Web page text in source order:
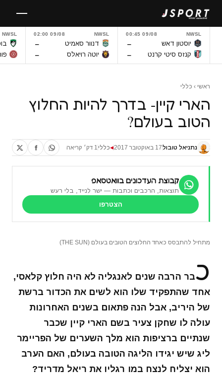
לתוכן
NWSL
09/08 00:45
יוסטון דאש –
קנזס סיטי קרנט –
NWSL
09/08 02:00
דנוור סאמיט –
יוטה רויאלס –
NWSL
ראשי › כללי
הארי קיין- בדרך להיות החלוץ
הטוב בעולם?
נתניאל טובול17 באוקטובר 2017 ◀כללי 1 דק׳ קריאה
קבוצת העדכונים בוואטסאפ
תוצאות, הרכבים וכתבות — ישר לנייד, בלי רעש
הצטרפו
מתחיל להתבסס כאחד החלוצים הטובים בעולם (THE SUN)
כבר הרבה שנים לאנגליה לא היה חלוץ קלאסי,
אחד שהתפקיד שלו הוא לשים את הכדור ברשת
של היריב, אבל הנה פתאום בשנים האחרונות
עולה לו שחקן צעיר בשם הארי קיין שכבר
שנתיים ברציפות הוא מלך השערים של הפריימר
ליג שיש יגידו הליגה הטובה בעולם, האם הערב
הוא יצליח לנצח במו רגליו את ריאל מדריד?